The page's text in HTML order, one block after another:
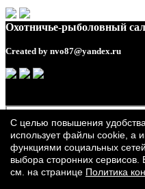
Охотничье-рыболовный
Created by nvo87@yandex.ru
С целью повышения
использует файлы cookie, а
функциями социальных
выбора сторонних
см. на странице Политика